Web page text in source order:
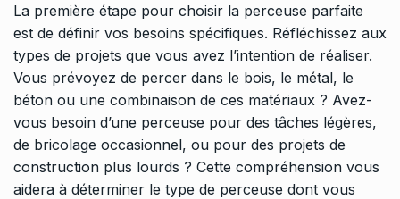
La première étape pour choisir la perceuse parfaite
est de définir vos besoins spécifiques. Réfléchissez aux
types de projets que vous avez l’intention de réaliser.
Vous prévoyez de percer dans le bois, le métal, le
béton ou une combinaison de ces matériaux ? Avez-
vous besoin d’une perceuse pour des tâches légères,
de bricolage occasionnel, ou pour des projets de
construction plus lourds ? Cette compréhension vous
aidera à déterminer le type de perceuse dont vous